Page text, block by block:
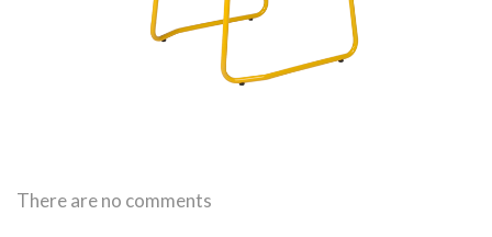
There are no comments